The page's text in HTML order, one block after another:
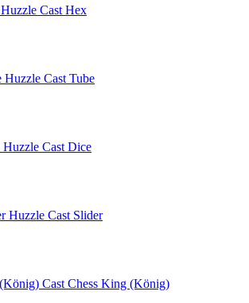
Huzzle Cast Hex
Huzzle Cast Tube
Huzzle Cast Dice
Huzzle Cast Slider
Cast Chess King (König)